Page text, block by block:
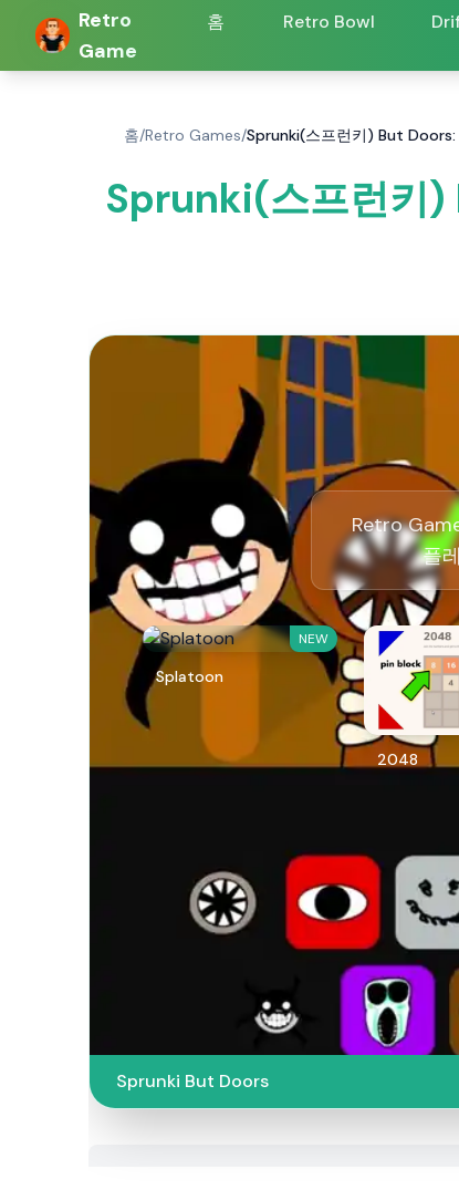
Retro
Game
홈 Retro Bowl
홈/Retro Games/Sprunki(스프런키) But
Sprunki(스프런키
Retro
플
NEW
Splatoon
2048
Sprunki But Doors